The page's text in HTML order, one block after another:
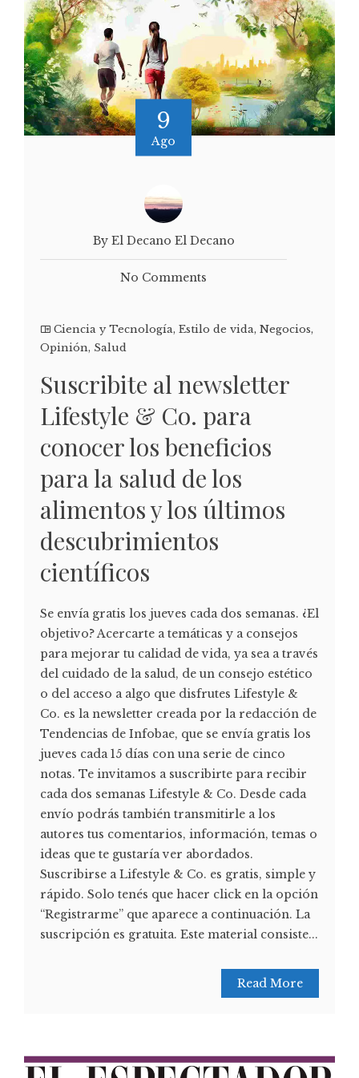
9
Ago
By El Decano El Decano
No Comments
Ciencia y Tecnología, Estilo de vida, Negocios,
Opinión, Salud
Suscribite al newsletter
Lifestyle & Co. para
conocer los beneficios
para la salud de los
alimentos y los últimos
descubrimientos
científicos
Se envía gratis los jueves cada dos semanas. ¿El
objetivo? Acercarte a temáticas y a consejos
para mejorar tu calidad de vida, ya sea a través
del cuidado de la salud, de un consejo estético
o del acceso a algo que disfrutes Lifestyle &
Co. es la newsletter creada por la redacción de
Tendencias de Infobae, que se envía gratis los
jueves cada 15 días con una serie de cinco
notas. Te invitamos a suscribirte para recibir
cada dos semanas Lifestyle & Co. Desde cada
envío podrás también transmitirle a los
autores tus comentarios, información, temas o
ideas que te gustaría ver abordados.
Suscribirse a Lifestyle & Co. es gratis, simple y
rápido. Solo tenés que hacer click en la opción
“Registrarme” que aparece a continuación. La
suscripción es gratuita. Este material consiste...
Read More